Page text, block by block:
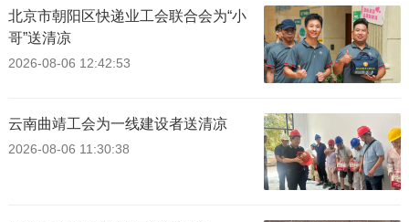
北京市朝阳区快递业工会联合会为“小
哥”送清凉
2026-08-06 12:42:53
云南曲靖工会为一线建设者送清凉
2026-08-06 11:30:38